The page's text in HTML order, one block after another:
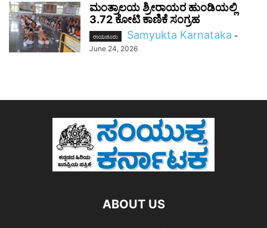
ಮಂತ್ರಾಲಯ ಶ್ರೀರಾಯರ ಹುಂಡಿಯಲ್ಲಿ
3.72 ಕೋಟಿ ಕಾಣಿಕೆ ಸಂಗ್ರಹ
ರಾಯಚೂರು Samyukta Karnataka -
June 24, 2026
ABOUT US